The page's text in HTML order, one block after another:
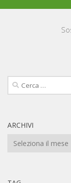
Ricerca
per:
ARCHIVI
Archivi